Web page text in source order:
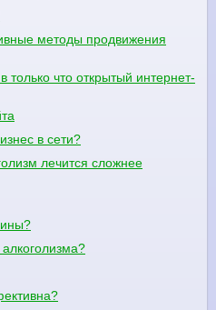
методы продвижения
только что открытый интернет-
в сети?
лечится сложнее